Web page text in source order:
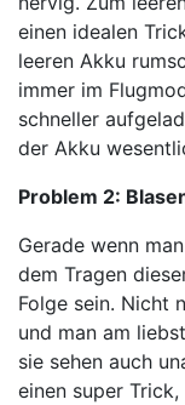
einen idealen
leeren Akku
immer im
schneller
der Akku
Problem 2:
Gerade wenn
dem Tragen
Folge sein. Nicht
und man am
sie sehen auch
einen super